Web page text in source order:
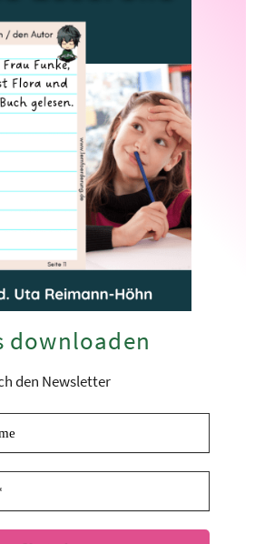
downloaden
den Newsletter